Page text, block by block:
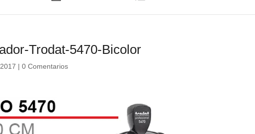
Trodat-5470-Bicolor
|0 Comentarios